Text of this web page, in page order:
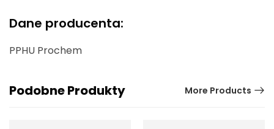
Dane producenta:
PPHU Prochem
Podobne Produkty More Products